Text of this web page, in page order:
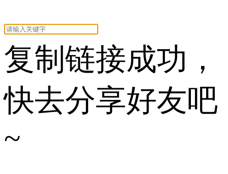
复制链接成功，
快去分享好友吧
~